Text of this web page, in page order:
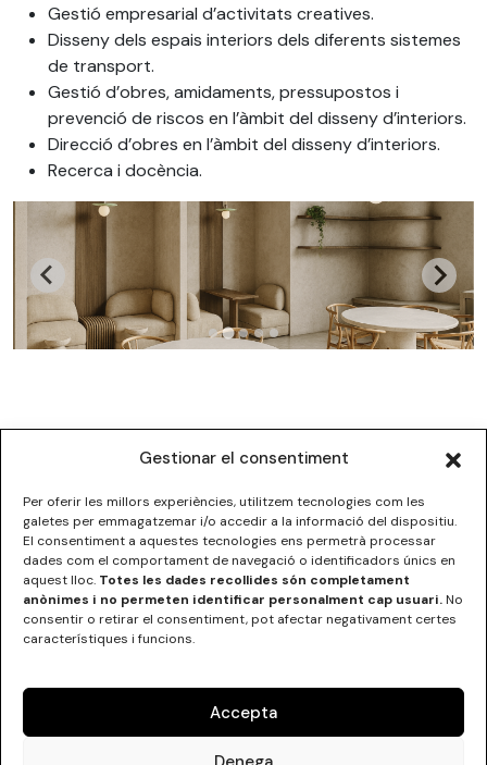
Gestionar el consentiment
Per oferir les millors experiències, utilitzem tecnologies com les
galetes per emmagatzemar i/o accedir a la informació del dispositiu.
El consentiment a aquestes tecnologies ens permetrà processar
dades com el comportament de navegació o identificadors únics en
aquest lloc. Totes les dades recollides són completament
anònimes i no permeten identificar personalment cap usuari.No
consentir o retirar el consentiment, pot afectar negativament certes
característiques i funcions.
Accepta
Gestió empresarial d’activitats creatives.
Disseny dels espais interiors dels diferents sistemes
de transport.
Gestió d’obres, amidaments, pressupostos i
prevenció de riscos en l’àmbit del disseny d’interiors.
Direcció d’obres en l’àmbit del disseny d’interiors.
Recerca i docència.
ESCOLA SUPERIOR DE DISSENY DE LES ILLES BALEARS
C/Institut Balear nº5
07012 Palma, Illes Balears
Tel.+34 971 290000